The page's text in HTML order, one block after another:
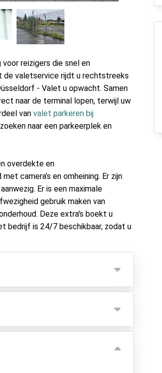
reizigers die snel en
de valetservice rijdt u rechtstreeks
- Valet u opwacht. Samen
naar de terminal lopen, terwijl uw
van valet parkeren bij
naar een parkeerplek en
overdekte en
camera’s en omheining. Er zijn
Er is een maximale
gebruik maken van
Deze extra's boekt u
bedrijf is 24/7 beschikbaar, zodat u
Vito, T-WV minibussen,